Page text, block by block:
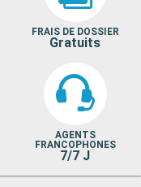
FRAIS DE DOSSIER
Gratuits
AGENTS
FRANCOPHONES
7/7 J